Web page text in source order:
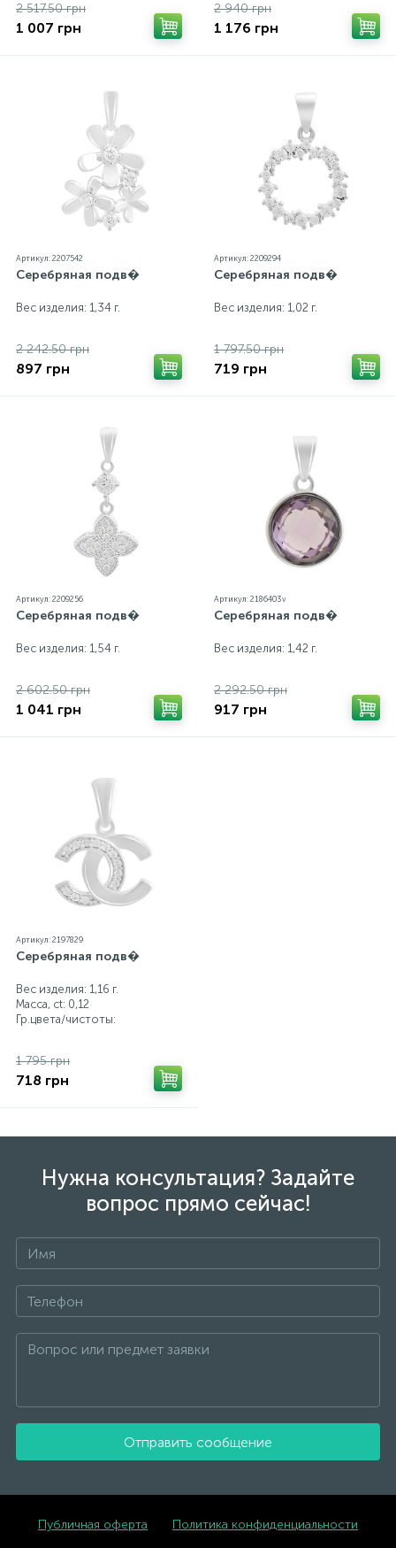
2 517.50 грн
1 007 грн
2 940 грн
1 176 грн
Артикул: 2207542
Серебряная подв�
Вес изделия: 1,34 г.
2 242.50 грн
897 грн
Артикул: 2209294
Серебряная подв�
Вес изделия: 1,02 г.
1 797.50 грн
719 грн
Артикул: 2209256
Серебряная подв�
Вес изделия: 1,54 г.
2 602.50 грн
1 041 грн
Артикул: 2186403v
Серебряная подв�
Вес изделия: 1,42 г.
2 292.50 грн
917 грн
Артикул: 2197829
Серебряная подв�
Вес изделия: 1,16 г.
Масса, ct: 0,12
Гр.цвета/чистоты:
1 795 грн
718 грн
Нужна консультация? Задайте
вопрос прямо сейчас!
Отправить сообщение
Публичная оферта Политика конфиденциальности